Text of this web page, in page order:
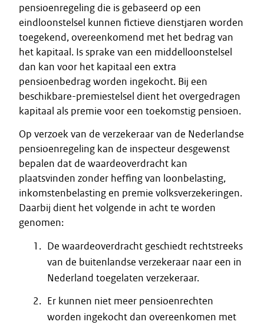
pensioenregeling die is gebaseerd op een
eindloonstelsel kunnen fictieve dienstjaren worden
toegekend, overeenkomend met het bedrag van
het kapitaal. Is sprake van een middelloonstelsel
dan kan voor het kapitaal een extra
pensioenbedrag worden ingekocht. Bij een
beschikbare-premiestelsel dient het overgedragen
kapitaal als premie voor een toekomstig pensioen.
Op verzoek van de verzekeraar van de Nederlandse
pensioenregeling kan de inspecteur desgewenst
bepalen dat de waardeoverdracht kan
plaatsvinden zonder heffing van loonbelasting,
inkomstenbelasting en premie volksverzekeringen.
Daarbij dient het volgende in acht te worden
genomen:
De waardeoverdracht geschiedt rechtstreeks
van de buitenlandse verzekeraar naar een in
Nederland toegelaten verzekeraar.
Er kunnen niet meer pensioenrechten
worden ingekocht dan overeenkomen met